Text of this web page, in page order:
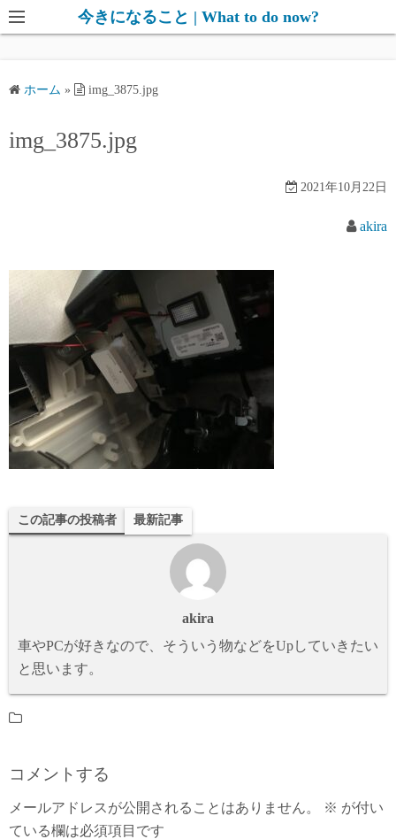
コ
ン
ス
今きになること | What to do now?
ホーム » img_3875.jpg
img_3875.jpg
2021年10月22日
akira
この記事の投稿者 最新記事
akira
車やPCが好きなので、そういう物などをUpしていきたい
と思います。
コメントする
メールアドレスが公開されることはありません。 ※ が付い
ている欄は必須項目です